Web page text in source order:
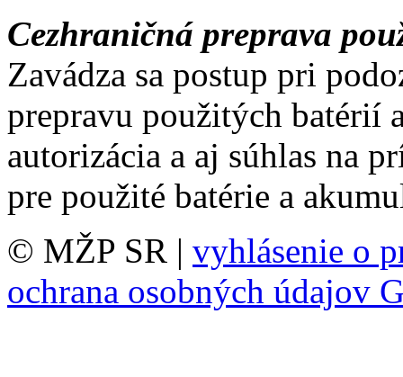
Cezhraničná preprava
Zavádza sa postup pri
prepravu použitých batérií
autorizácia a aj súhlas na
pre použité batérie a
© MŽP SR | vyhlásenie o
ochrana osobných údajov